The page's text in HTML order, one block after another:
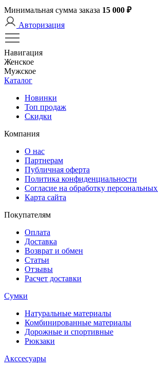
Минимальная сумма заказа 15 000 ₽
Авторизация
Навигация
Женское
Мужское
Каталог
Новинки
Топ продаж
Скидки
Компания
О нас
Партнерам
Публичная оферта
Политика конфиденциальности
Согласие на обработку
Карта сайта
Покупателям
Оплата
Доставка
Возврат и обмен
Статьи
Отзывы
Расчет доставки
Сумки
Натуральные материалы
Комбинированные материалы
Дорожные и спортивные
Рюкзаки
Акссесуары